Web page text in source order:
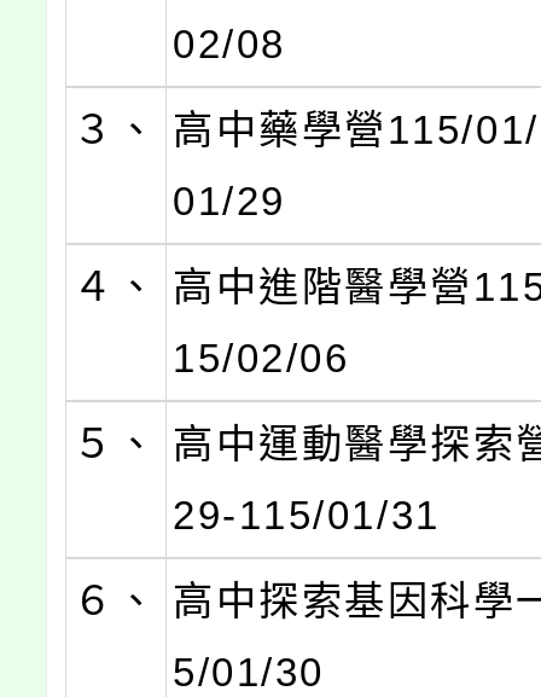
02/08
３、
高中藥學營115/
01/29
４、
高中進階醫學營
15/02/06
５、
高中運動醫學探索
29-115/01/31
６、
高中探索基因科學
5/01/30